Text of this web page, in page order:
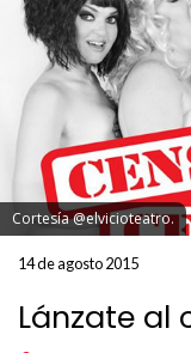
Cortesía @elvicioteatro.
14 de agosto 2015
Lánzate al